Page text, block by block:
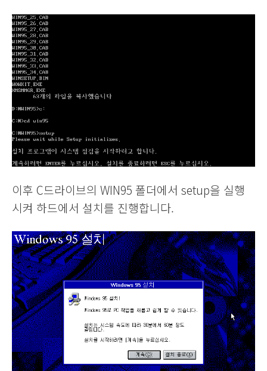
이후 C드라이브의 WIN95 폴더에서 setup을 실행
시켜 하드에서 설치를 진행합니다.